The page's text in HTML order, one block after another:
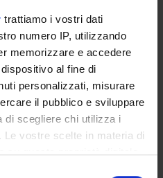
trattiamo i vostri dati
numero IP, utilizzando
memorizzare e accedere
al fine di
personalizzati, misurare
il pubblico e sviluppare
di scegliere chi utilizza i
vostre scelte in materia di
su questa proprietà digitale